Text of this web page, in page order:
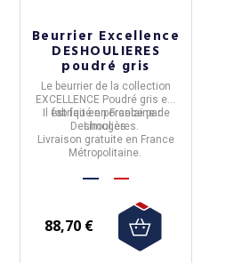
Beurrier Excellence
DESHOULIERES
poudré gris
Le beurrier de la collection
EXCELLENCE Poudré gris est
fabriqué enFrancepar
Deshoulières.
Il est fait en porcelaine de
Limoges.
Livraison gratuite en France
Métropolitaine.
88,70 €